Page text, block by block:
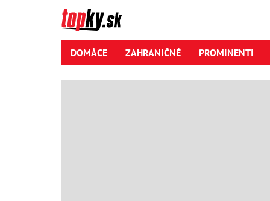
DOMÁCE ZAHRANIČNÉ PROMINENTI